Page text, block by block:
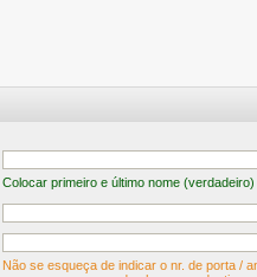
Colocar primeiro e último nome (verdadeiro)
Não se esqueça de indicar o nr. de porta /